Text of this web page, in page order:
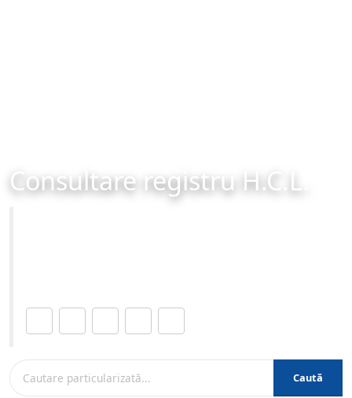
Consultare registru H.C.L.
Caută